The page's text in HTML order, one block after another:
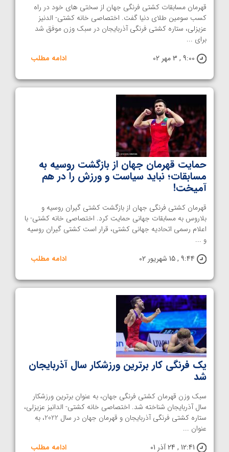
قهرمان مسابقات کشتی فرنگی جهان از سختی های خود در راه
کسب سومین طلای دنیا گفت. اختصاصی خانه کشتی- الدنیز
عزیزلی، ستاره کشتی فرنگی آذربایجان در سبک وزن موفق شد
برای ...
9:00 , 3 مهر 02
ادامه مطلب
حمایت قهرمان جهان از بازگشت روسیه به
مسابقات؛ نباید سیاست و ورزش را در هم
آمیخت!
قهرمان کشتی فرنگی جهان از بازگشت کشتی گیران روسیه و
بلاروس به مسابقات جهانی حمایت کرد. اختصاصی خانه کشتی- با
اعلام رسمی اتحادیه جهانی کشتی، قرار است کشتی گیران روسیه
و ...
9:44 , 15 شهریور 02
ادامه مطلب
یک فرنگی کار برترین ورزشکار سال آذربایجان
شد
سبک وزن قهرمان کشتی فرنگی جهان، به عنوان برترین ورزشکار
سال آذربایجان شناخته شد. اختصاصی خانه کشتی- الدانیز عزیزلی،
ستاره کشتی فرنگی آذربایجان و قهرمان جهان در سال 2022، به
عنوان ...
12:41 , 24 آذر 01
ادامه مطلب